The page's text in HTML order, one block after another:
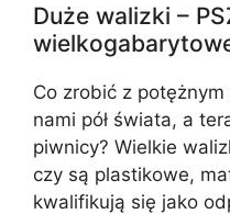
Duże walizki –
Co zrobić z
nami pół świata, a
piwnicy? Wielkie
czy są plastikowe,
kwalifikują się jako